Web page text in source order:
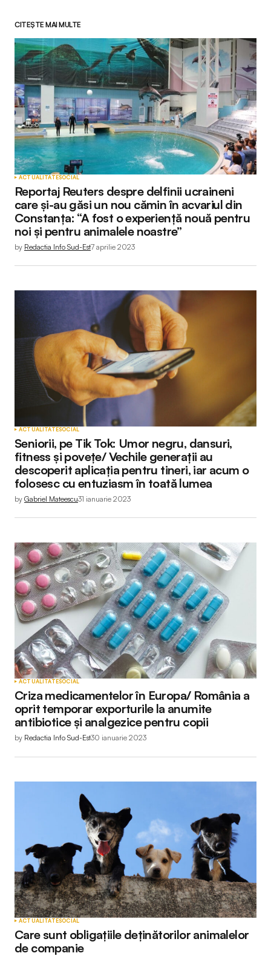
CITEȘTE MAI MULTE
ACTUALITATESOCIAL
Reportaj Reuters despre delfinii ucraineni
care și-au găsi un nou cămin în acvariul din
Constanța: “A fost o experiență nouă pentru
noi și pentru animalele noastre”
by Redactia Info Sud-Est7 aprilie 2023
ACTUALITATESOCIAL
Seniorii, pe Tik Tok: Umor negru, dansuri,
fitness și povețe/ Vechile generații au
descoperit aplicația pentru tineri, iar acum o
folosesc cu entuziasm în toată lumea
by Gabriel Mateescu31 ianuarie 2023
ACTUALITATESOCIAL
Criza medicamentelor în Europa/ România a
oprit temporar exporturile la anumite
antibiotice și analgezice pentru copii
by Redactia Info Sud-Est30 ianuarie 2023
ACTUALITATESOCIAL
Care sunt obligațiile deținătorilor animalelor
de companie